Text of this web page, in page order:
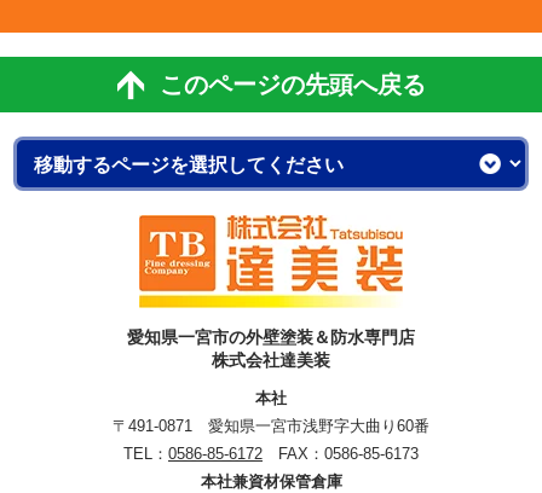
このページの先頭へ戻る
愛知県一宮市の外壁塗装＆防水専門店
株式会社達美装
本社
〒491-0871 愛知県一宮市浅野字大曲り60番
TEL： 0586-85-6172 FAX：0586-85-6173
本社兼資材保管倉庫